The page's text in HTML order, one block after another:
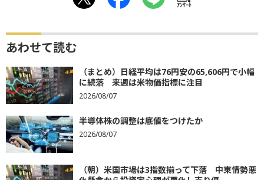
ｱﾝｹｰﾄ
あわせて読む
（まとめ）日経平均は76円安の65,606円で小幅
に続落 来週は米物価指標に注目
2026/08/07
半導体株の調整は底値をつけたか
2026/08/07
（朝）米国市場は3指数揃って下落 中東情勢悪